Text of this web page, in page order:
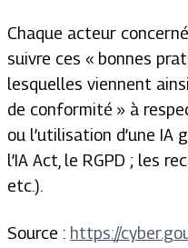
Chaque acteur
suivre ces « bonnes
lesquelles viennent
de conformité » à
ou l’utilisation d’une IA
l’IA Act, le RGPD ; les
etc.).
Source : https://